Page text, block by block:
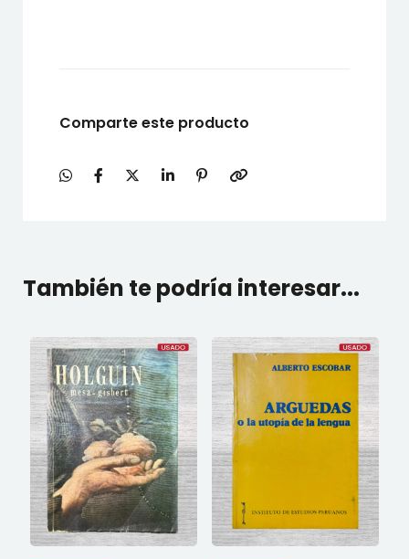
Comparte este producto
También te podría interesar...